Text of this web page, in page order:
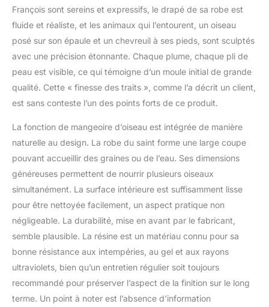
François sont sereins et expressifs, le drapé de sa robe est
fluide et réaliste, et les animaux qui l’entourent, un oiseau
posé sur son épaule et un chevreuil à ses pieds, sont sculptés
avec une précision étonnante. Chaque plume, chaque pli de
peau est visible, ce qui témoigne d’un moule initial de grande
qualité. Cette « finesse des traits », comme l’a décrit un client,
est sans conteste l’un des points forts de ce produit.
La fonction de mangeoire d’oiseau est intégrée de manière
naturelle au design. La robe du saint forme une large coupe
pouvant accueillir des graines ou de l’eau. Ses dimensions
généreuses permettent de nourrir plusieurs oiseaux
simultanément. La surface intérieure est suffisamment lisse
pour être nettoyée facilement, un aspect pratique non
négligeable. La durabilité, mise en avant par le fabricant,
semble plausible. La résine est un matériau connu pour sa
bonne résistance aux intempéries, au gel et aux rayons
ultraviolets, bien qu’un entretien régulier soit toujours
recommandé pour préserver l’aspect de la finition sur le long
terme. Un point à noter est l’absence d’information